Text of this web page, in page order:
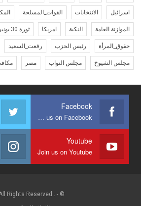
اسرائيل الانتخابات القوات_المسلحة
الموازنة العامة النكبة امريكا ثورة 30 يونيو 2013
حقوق_المرأة رئيس الحزب رفعت_السعيد
مجلس الشيوخ مجلس النواب مصر
Facebook
Join us on Facebook
Youtube
Join us on Youtube
© - . All Rights Reserved.